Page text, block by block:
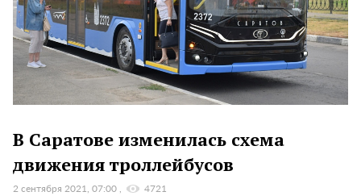
В Саратове изменилась схема
движения троллейбусов
2 сентября 2021, 07:00 4721